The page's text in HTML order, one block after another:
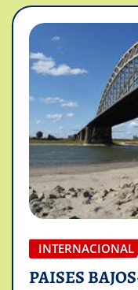
INTERNACIONAL
PAISES